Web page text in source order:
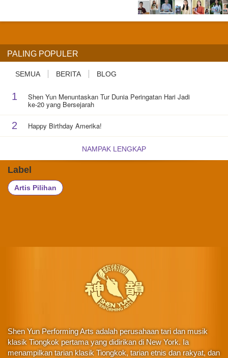
PALING POPULER
SEMUA BERITA BLOG
1 Shen Yun Menuntaskan Tur Dunia Peringatan Hari Jadi
ke-20 yang Bersejarah
2 Happy Birthday Amerika!
NAMPAK LENGKAP
Label
Artis Pilihan
Shen Yun Performing Arts adalah perusahaan tari dan musik
klasik Tiongkok pertama yang didirikan di New York. Ia
menampilkan tarian klasik Tiongkok, tarian etnis dan rakyat, dan